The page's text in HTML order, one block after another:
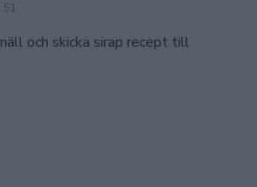
och skicka sirap recept till